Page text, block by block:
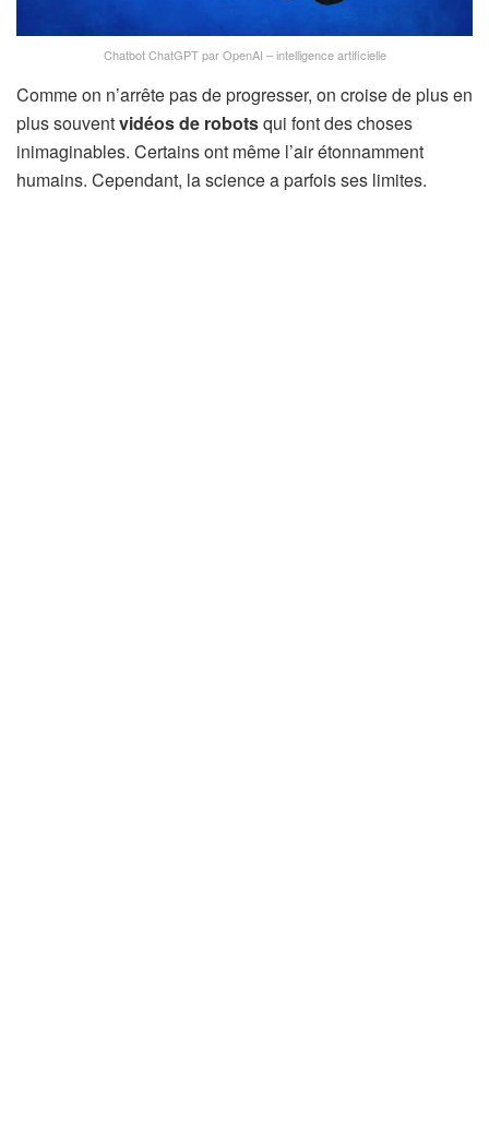
Chatbot ChatGPT par OpenAI – intelligence artificielle
Comme on n’arrête pas de progresser, on croise de plus en
plus souventvidéos de robotsqui font des choses
inimaginables. Certains ont même l’air étonnamment
humains. Cependant, la science a parfois ses limites.